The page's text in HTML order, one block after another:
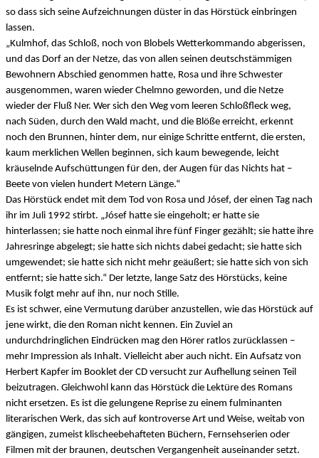
so dass sich seine Aufzeichnungen düster in das Hörstück einbringen
lassen.
„Kulmhof, das Schloß, noch von Blobels Wetterkommando abgerissen,
und das Dorf an der Netze, das von allen seinen deutschstämmigen
Bewohnern Abschied genommen hatte, Rosa und ihre Schwester
ausgenommen, waren wieder Chelmno geworden, und die Netze
wieder der Fluß Ner. Wer sich den Weg vom leeren Schloßfleck weg,
nach Süden, durch den Wald macht, und die Blöße erreicht, erkennt
noch den Brunnen, hinter dem, nur einige Schritte entfernt, die ersten,
kaum merklichen Wellen beginnen, sich kaum bewegende, leicht
kräuselnde Aufschüttungen für den, der Augen für das Nichts hat –
Beete von vielen hundert Metern Länge.“
Das Hörstück endet mit dem Tod von Rosa und Jósef, der einen Tag nach
ihr im Juli 1992 stirbt. „Jósef hatte sie eingeholt; er hatte sie
hinterlassen; sie hatte noch einmal ihre fünf Finger gezählt; sie hatte ihre
Jahresringe abgelegt; sie hatte sich nichts dabei gedacht; sie hatte sich
umgewendet; sie hatte sich nicht mehr geäußert; sie hatte sich von sich
entfernt; sie hatte sich.“ Der letzte, lange Satz des Hörstücks, keine
Musik folgt mehr auf ihn, nur noch Stille.
Es ist schwer, eine Vermutung darüber anzustellen, wie das Hörstück auf
jene wirkt, die den Roman nicht kennen. Ein Zuviel an
undurchdringlichen Eindrücken mag den Hörer ratlos zurücklassen –
mehr Impression als Inhalt. Vielleicht aber auch nicht. Ein Aufsatz von
Herbert Kapfer im Booklet der CD versucht zur Aufhellung seinen Teil
beizutragen. Gleichwohl kann das Hörstück die Lektüre des Romans
nicht ersetzen. Es ist die gelungene Reprise zu einem fulminanten
literarischen Werk, das sich auf kontroverse Art und Weise, weitab von
gängigen, zumeist klischeebehafteten Büchern, Fernsehserien oder
Filmen mit der braunen, deutschen Vergangenheit auseinander setzt.